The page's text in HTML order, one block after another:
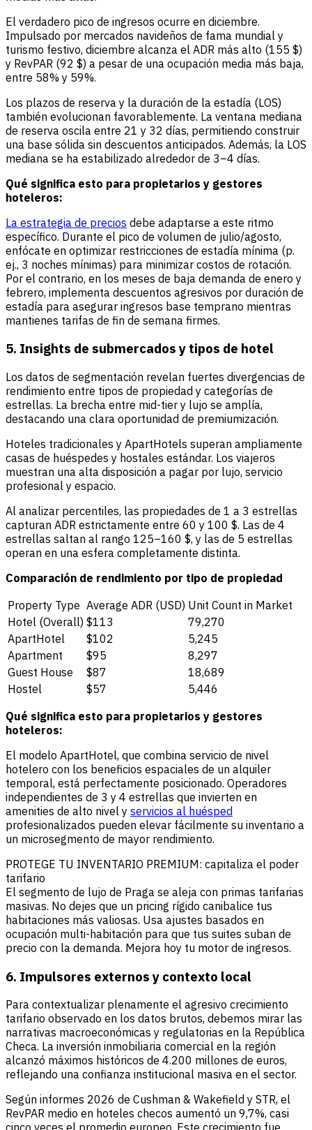
El verdadero pico de ingresos ocurre en diciembre.
Impulsado por mercados navideños de fama mundial y
turismo festivo, diciembre alcanza el ADR más alto (155 $)
y RevPAR (92 $) a pesar de una ocupación media más baja,
entre 58% y 59%.
Los plazos de reserva y la duración de la estadía (LOS)
también evolucionan favorablemente. La ventana mediana
de reserva oscila entre 21 y 32 días, permitiendo construir
una base sólida sin descuentos anticipados. Además, la LOS
mediana se ha estabilizado alrededor de 3–4 días.
Qué significa esto para propietarios y gestores
hoteleros:
La estrategia de precios debe adaptarse a este ritmo
específico. Durante el pico de volumen de julio/agosto,
enfócate en optimizar restricciones de estadía mínima (p.
ej., 3 noches mínimas) para minimizar costos de rotación.
Por el contrario, en los meses de baja demanda de enero y
febrero, implementa descuentos agresivos por duración de
estadía para asegurar ingresos base temprano mientras
mantienes tarifas de fin de semana firmes.
5. Insights de submercados y tipos de hotel
Los datos de segmentación revelan fuertes divergencias de
rendimiento entre tipos de propiedad y categorías de
estrellas. La brecha entre mid-tier y lujo se amplía,
destacando una clara oportunidad de premiumización.
Hoteles tradicionales y ApartHotels superan ampliamente
casas de huéspedes y hostales estándar. Los viajeros
muestran una alta disposición a pagar por lujo, servicio
profesional y espacio.
Al analizar percentiles, las propiedades de 1 a 3 estrellas
capturan ADR estrictamente entre 60 y 100 $. Las de 4
estrellas saltan al rango 125–160 $, y las de 5 estrellas
operan en una esfera completamente distinta.
Comparación de rendimiento por tipo de propiedad
Property Type Average ADR (USD) Unit Count in Market
Hotel (Overall) $113
79,270
ApartHotel
$102
5,245
Apartment
$95
8,297
Guest House
$87
18,689
Hostel
$57
5,446
Qué significa esto para propietarios y gestores
hoteleros:
El modelo ApartHotel, que combina servicio de nivel
hotelero con los beneficios espaciales de un alquiler
temporal, está perfectamente posicionado. Operadores
independientes de 3 y 4 estrellas que invierten en
amenities de alto nivel y servicios al huésped
profesionalizados pueden elevar fácilmente su inventario a
un microsegmento de mayor rendimiento.
PROTEGE TU INVENTARIO PREMIUM: capitaliza el poder
tarifario
El segmento de lujo de Praga se aleja con primas tarifarias
masivas. No dejes que un pricing rígido canibalice tus
habitaciones más valiosas. Usa ajustes basados en
ocupación multi-habitación para que tus suites suban de
precio con la demanda. Mejora hoy tu motor de ingresos.
6. Impulsores externos y contexto local
Para contextualizar plenamente el agresivo crecimiento
tarifario observado en los datos brutos, debemos mirar las
narrativas macroeconómicas y regulatorias en la República
Checa. La inversión inmobiliaria comercial en la región
alcanzó máximos históricos de 4.200 millones de euros,
reflejando una confianza institucional masiva en el sector.
Según informes 2026 de Cushman & Wakefield y STR, el
RevPAR medio en hoteles checos aumentó un 9,7%, casi